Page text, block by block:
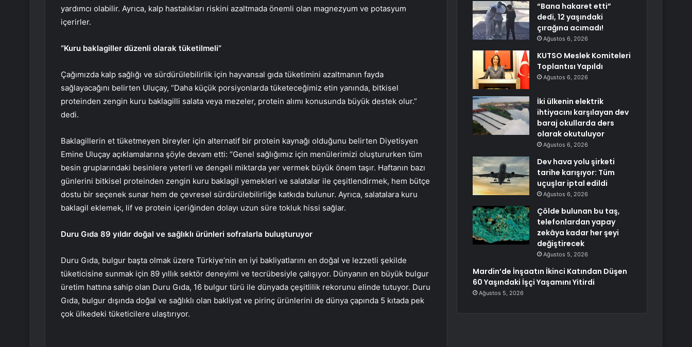
yardımcı olabilir. Ayrıca, kalp hastalıkları riskini azaltmada önemli olan magnezyum ve potasyum
içerirler.
“Kuru baklagiller düzenli olarak tüketilmeli”
Çağımızda kalp sağlığı ve sürdürülebilirlik için hayvansal gıda tüketimini azaltmanın fayda
sağlayacağını belirten Uluçay, “Daha küçük porsiyonlarda tüketeceğimiz etin yanında, bitkisel
proteinden zengin kuru baklagilli salata veya mezeler, protein alımı konusunda büyük destek olur.”
dedi.
Baklagillerin et tüketmeyen bireyler için alternatif bir protein kaynağı olduğunu belirten Diyetisyen
Emine Uluçay açıklamalarına şöyle devam etti: “Genel sağlığımız için menülerimizi oluştururken tüm
besin gruplarındaki besinlere yeterli ve dengeli miktarda yer vermek büyük önem taşır. Haftanın bazı
günlerini bitkisel proteinden zengin kuru baklagil yemekleri ve salatalar ile çeşitlendirmek, hem bütçe
dostu bir seçenek sunar hem de çevresel sürdürülebilirliğe katkıda bulunur. Ayrıca, salatalara kuru
baklagil eklemek, lif ve protein içeriğinden dolayı uzun süre tokluk hissi sağlar.
Duru Gıda 89 yıldır doğal ve sağlıklı ürünleri sofralarla buluşturuyor
Duru Gıda, bulgur başta olmak üzere Türkiye’nin en iyi bakliyatlarını en doğal ve lezzetli şekilde
tüketicisine sunmak için 89 yıllık sektör deneyimi ve tecrübesiyle çalışıyor. Dünyanın en büyük bulgur
üretim hattına sahip olan Duru Gıda, 16 bulgur türü ile dünyada çeşitlilik rekorunu elinde tutuyor. Duru
Gıda, bulgur dışında doğal ve sağlıklı olan bakliyat ve pirinç ürünlerini de dünya çapında 5 kıtada pek
çok ülkedeki tüketicilere ulaştırıyor.
“Bana hakaret etti”
dedi, 12 yaşındaki
çırağına acımadı!
Ağustos 6, 2026
KUTSO Meslek Komiteleri
Toplantısı Yapıldı
Ağustos 6, 2026
İki ülkenin elektrik
ihtiyacını karşılayan dev
baraj okullarda ders
olarak okutuluyor
Ağustos 6, 2026
Dev hava yolu şirketi
tarihe karışıyor: Tüm
uçuşlar iptal edildi
Ağustos 6, 2026
Çölde bulunan bu taş,
telefonlardan yapay
zekâya kadar her şeyi
değiştirecek
Ağustos 5, 2026
Mardin’de İnşaatın İkinci Katından Düşen
60 Yaşındaki İşçi Yaşamını Yitirdi
Ağustos 5, 2026